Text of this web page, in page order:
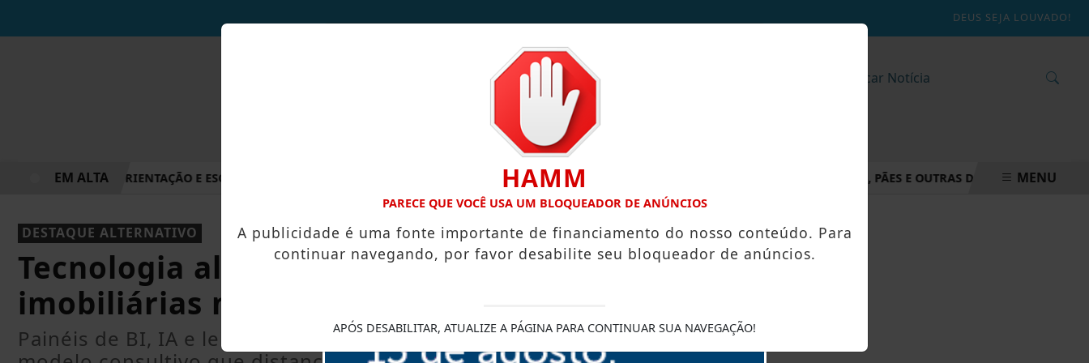
DEUS SEJA LOUVADO!
NOTÍCIAS /
LEVA ORIENTAÇÃO E ESCUTA PÚBLICA A VILA NOVA DE COLARES DA TERRA PARA A MESA: FAMÍLIA TRANSFORMA INHAME EM DOCES, PÃES E OUTRAS DELÍCIAS EM ALFREDO
EM ALTA MENU
DESTAQUE ALTERNATIVO
Tecnologia altera a lógica das vendas
imobiliárias no país
Painéis de BI, IA e leitura integrada do mercado fortalecem um
HAMM
PARECE QUE VOCÊ USA UM BLOQUEADOR DE ANÚNCIOS
A publicidade é uma fonte importante de financiamento do nosso conteúdo. Para
continuar navegando, por favor desabilite seu bloqueador de anúncios.
APÓS DESABILITAR, ATUALIZE A PÁGINA PARA CONTINUAR SUA NAVEGAÇÃO!